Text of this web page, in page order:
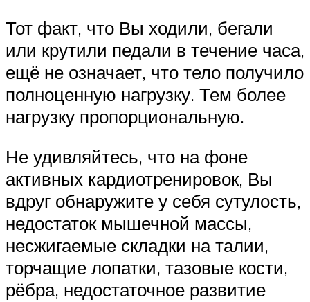
Тот факт, что Вы ходили, бегали
или крутили педали в течение часа,
ещё не означает, что тело получило
полноценную нагрузку. Тем более
нагрузку пропорциональную.
Не удивляйтесь, что на фоне
активных кардиотренировок, Вы
вдруг обнаружите у себя сутулость,
недостаток мышечной массы,
несжигаемые складки на талии,
торчащие лопатки, тазовые кости,
рёбра, недостаточное развитие